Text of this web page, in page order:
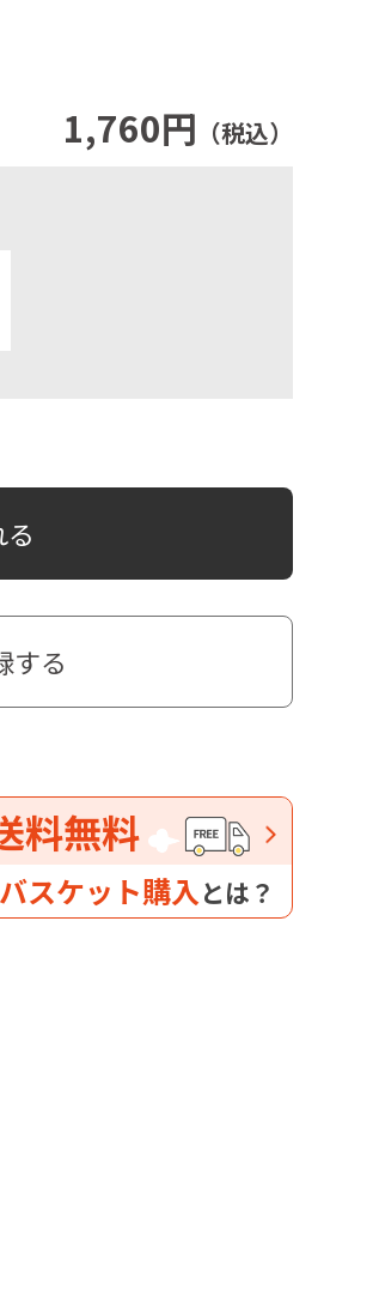
1,760円 （税込）
する
料無料
スケット購入とは？